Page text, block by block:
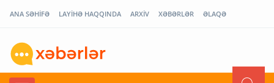
ANA SƏHİFƏ LAYİHƏ HAQQINDA ARXİV XƏBƏRLƏR ƏLAQƏ